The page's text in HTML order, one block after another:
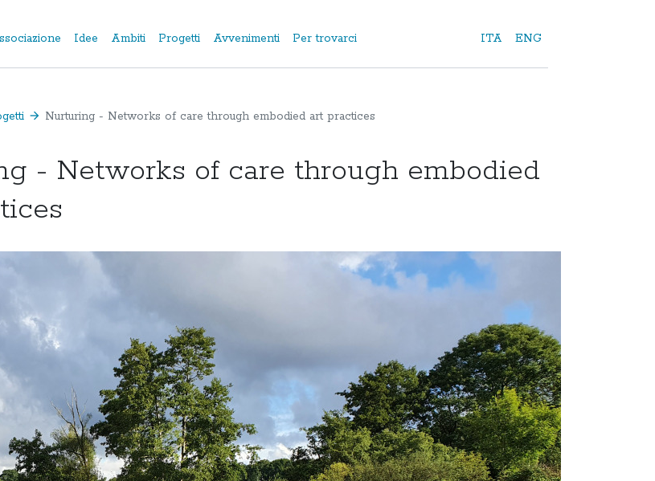
Idee Ambiti Progetti Avvenimenti Per trovarci ITA ENG
arrow_forward Nurturing - Networks of care through embodied art practices
- Networks of care through embodied